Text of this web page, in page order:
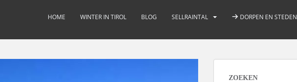
HOME WINTER IN TIROL BLOG SELLRAINTAL DORPEN EN STEDEN
ZOEKEN